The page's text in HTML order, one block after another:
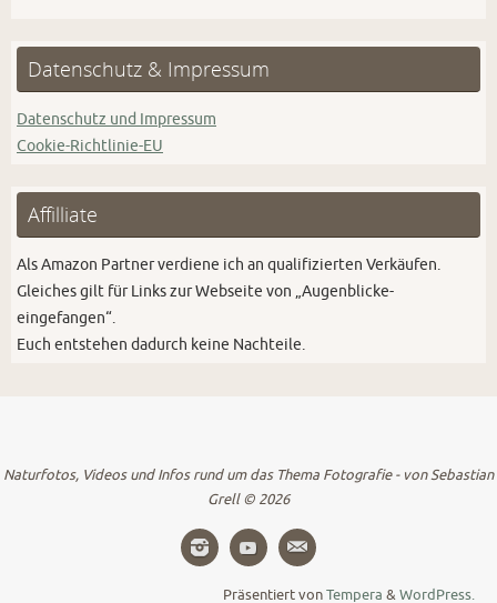
Datenschutz & Impressum
Datenschutz und Impressum
Cookie-Richtlinie-EU
Affilliate
Als Amazon Partner verdiene ich an qualifizierten Verkäufen.
Gleiches gilt für Links zur Webseite von „Augenblicke-
eingefangen“.
Euch entstehen dadurch keine Nachteile.
Naturfotos, Videos und Infos rund um das Thema Fotografie - von Sebastian
Grell © 2026
Präsentiert vonTempera &WordPress.